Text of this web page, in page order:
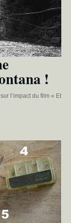
!
l’impact du film « Et